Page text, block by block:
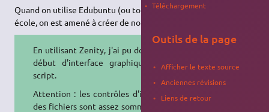
Quand on utilise Edubuntu (ou tout serveur Linux) dans une
école, on est amené à créer de nombreux utilisateurs.
En utilisant Zenity, j'ai pu donner un
début d'interface graphique à ce
script.
Attention : les contrôles d'intégrité
des fichiers sont assez sommaires : à
Téléchargement
Outils de la page
Afficher le texte source
Anciennes révisions
Liens de retour